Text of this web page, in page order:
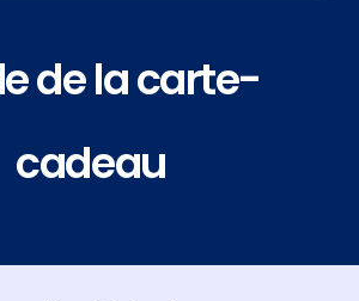
de la carte-
cadeau